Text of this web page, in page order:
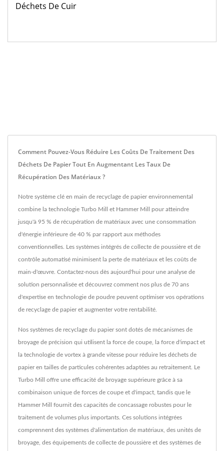
Déchets De Cuir
Comment Pouvez-Vous Réduire Les Coûts De Traitement Des
Déchets De Papier Tout En Augmentant Les Taux De
Récupération Des Matériaux ?
Notre système clé en main de recyclage de papier environnemental
combine la technologie Turbo Mill et Hammer Mill pour atteindre
jusqu'à 95 % de récupération de matériaux avec une consommation
d'énergie inférieure de 40 % par rapport aux méthodes
conventionnelles. Les systèmes intégrés de collecte de poussière et de
contrôle automatisé minimisent la perte de matériaux et les coûts de
main-d'œuvre. Contactez-nous dès aujourd'hui pour une analyse de
solution personnalisée et découvrez comment nos plus de 70 ans
d'expertise en technologie de poudre peuvent optimiser vos opérations
de recyclage de papier et augmenter votre rentabilité.
Nos systèmes de recyclage du papier sont dotés de mécanismes de
broyage de précision qui utilisent la force de coupe, la force d'impact et
la technologie de vortex à grande vitesse pour réduire les déchets de
papier en tailles de particules cohérentes adaptées au retraitement. Le
Turbo Mill offre une efficacité de broyage supérieure grâce à sa
combinaison unique de forces de coupe et d'impact, tandis que le
Hammer Mill fournit des capacités de concassage robustes pour le
traitement de volumes plus importants. Ces solutions intégrées
comprennent des systèmes d'alimentation de matériaux, des unités de
broyage, des équipements de collecte de poussière et des systèmes de